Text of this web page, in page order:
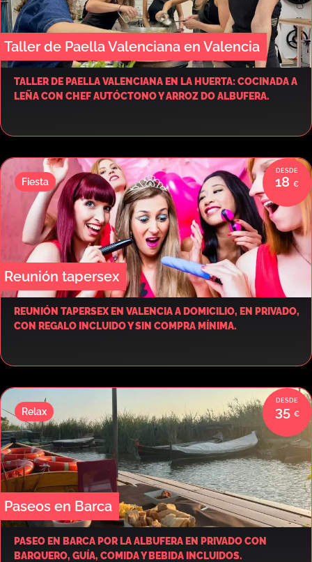
Taller de Paella Valenciana en Valencia
TALLER DE PAELLA VALENCIANA EN LA HUERTA: COCINADA A
LEÑA CON CHEF AUTÓCTONO Y ARROZ DO ALBUFERA.
Reunión tapersex
18
Fiesta
REUNIÓN TAPERSEX EN VALENCIA A DOMICILIO, EN PRIVADO,
CON REGALO INCLUIDO Y SIN COMPRA MÍNIMA.
Paseos en Barca
35
Relax
PASEO EN BARCA POR LA ALBUFERA EN PRIVADO CON
BARQUERO, GUÍA, COMIDA Y BEBIDA INCLUIDOS.